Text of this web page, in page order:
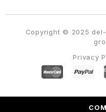
Privacy
Copyright © 2025